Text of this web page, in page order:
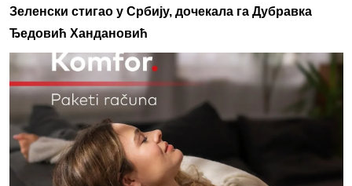
Зеленски стигао у Србију, дочекала га Дубравка
Ђедовић Хандановић